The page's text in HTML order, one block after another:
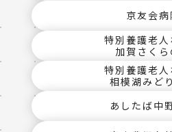
京友会病
特別養護老人
加賀さくら
特別養護老人
相模湖みど
あしたば中